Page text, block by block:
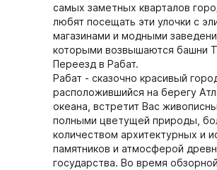
самых заметных кварталов
любят посещать эти улочки с
магазинами и модными
которыми возвышаются башни
Переезд в Рабат.
Рабат - сказочно красивый
расположившийся на берегу
океана, встретит Вас
полными цветущей природы,
количеством архитектурных и
памятников и атмосферой
государства. Во время